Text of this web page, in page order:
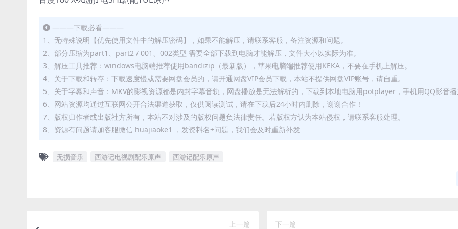
———下载必看———
1、无特殊说明【优先使用文件中的解压密码】，如果不能解压，请联系客服，备注资源和问题。
2、部分压缩为part1、part2 / 001、002类型 需要全部下载到电脑才能解压，文件大小以实际为准。
3、解压工具推荐：windows电脑端推荐使用bandizip（最新版），苹果电脑端推荐使用KEKA，不要在手机上解压。
4、关于下载和转存：下载速度慢或需要网盘会员的，请开通网盘VIP会员下载，本站不提供网盘VIP账号，请自重。
5、关于字幕和声音：MKV的影视资源都是内封字幕音轨，网盘播放是无法解析的，下载到本地电脑用potplayer，手机用QQ影音播
6、网站资源均通过互联网公开合法渠道获取，仅供阅读测试，请在下载后24小时内删除，谢谢合作！
7、版权归作者或出版社方所有，本站不对涉及的版权问题负法律责任。若版权方认为本站侵权，请联系客服处理。
8、资源有问题请加客服微信 huajiaoke1 ，发资料名+问题，我们会及时重新补发
无损音乐 西游记电视剧配乐原声 西游记配乐原声
上一篇 下一篇